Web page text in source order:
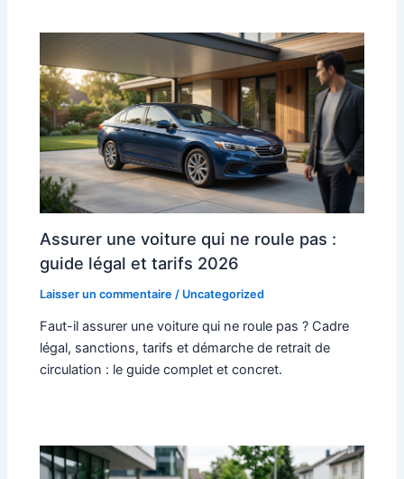
Assurer une voiture qui ne roule pas :
guide légal et tarifs 2026
Laisser un commentaire / Uncategorized
Faut-il assurer une voiture qui ne roule pas ? Cadre
légal, sanctions, tarifs et démarche de retrait de
circulation : le guide complet et concret.